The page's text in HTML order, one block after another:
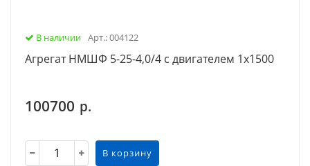
В наличии Арт.: 004122
Агрегат НМШФ 5-25-4,0/4 с двигателем 1х1500
100700 р.
В корзину